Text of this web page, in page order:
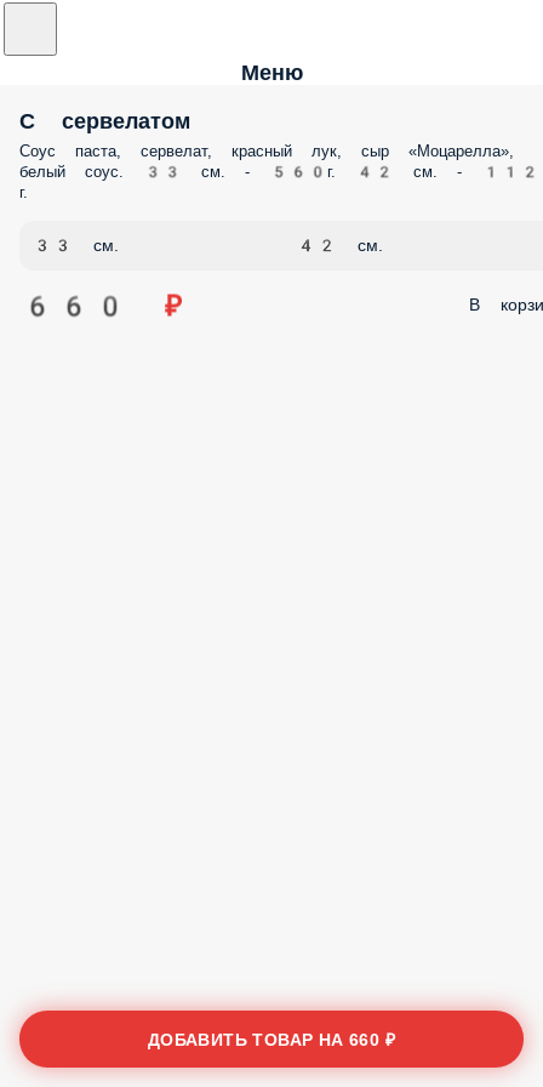
Меню
С сервелатом
Соус паста, сервелат, красный лук, сыр «Моцарелла»,
белый соус. 33 см. - 560г. 42 см. -
1120 г.
33 см. 42 см.
660 ₽ В
ДОБАВИТЬ ТОВАР НА660 ₽